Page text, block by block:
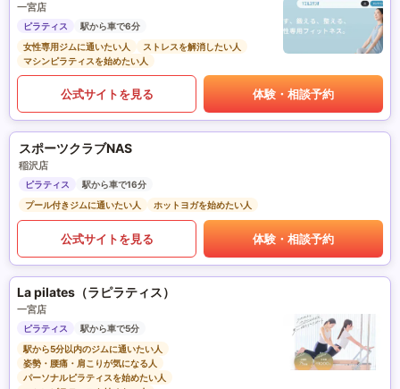
一宮店
ピラティス
駅から車で6分
女性専用ジムに通いたい人
ストレスを解消したい人
マシンピラティスを始めたい人
公式サイトを見る 体験・相談予約
スポーツクラブNAS
稲沢店
ピラティス
駅から車で16分
プール付きジムに通いたい人
ホットヨガを始めたい人
公式サイトを見る 体験・相談予約
La pilates（ラピラティス）
一宮店
ピラティス
駅から車で5分
駅から5分以内のジムに通いたい人
姿勢・腰痛・肩こりが気になる人
パーソナルピラティスを始めたい人